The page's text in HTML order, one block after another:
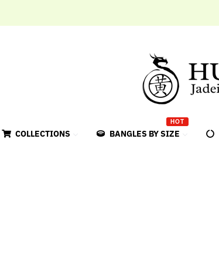
COLLECTIONS BANGLES BY SIZE
HOT